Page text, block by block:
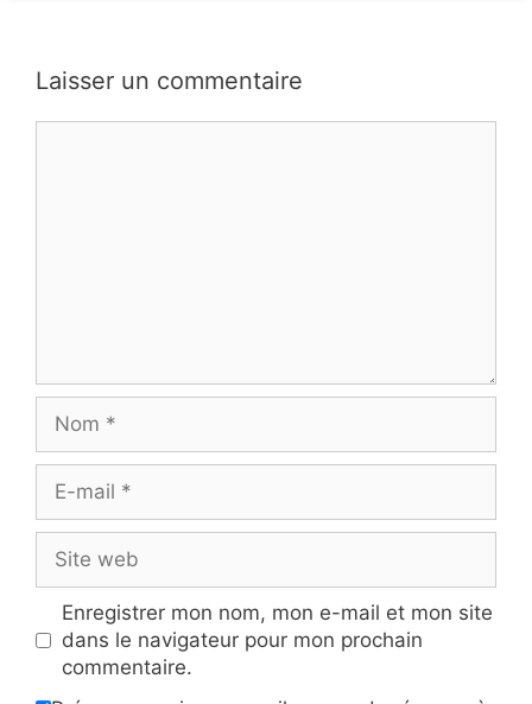
Laisser un commentaire
mail
web
Enregistrer mon nom, mon e-mail et mon site
dans le navigateur pour mon prochain
commentaire.